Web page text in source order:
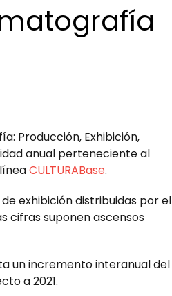
Producción, Exhibición,
anual perteneciente al
CULTURABase.
exhibición distribuidas por el
cifras suponen ascensos
un incremento interanual del
a 2021.